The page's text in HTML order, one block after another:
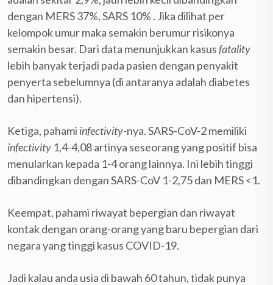
dengan MERS 37%, SARS 10% . Jika dilihat per
kelompok umur maka semakin berumur risikonya
semakin besar. Dari data menunjukkan kasusfatality
lebih banyak terjadi pada pasien dengan penyakit
penyerta sebelumnya (di antaranya adalah diabetes
dan hipertensi).
Ketiga, pahami infectivity-nya. SARS-CoV-2 memiliki
infectivity 1,4-4,08 artinya seseorang yang positif bisa
menularkan kepada 1-4 orang lainnya. Ini lebih tinggi
dibandingkan dengan SARS-CoV 1-2,75 dan MERS <1.
Keempat, pahami riwayat bepergian dan riwayat
kontak dengan orang-orang yang baru bepergian dari
negara yang tinggi kasus COVID-19.
Jadi kalau anda usia di bawah 60 tahun, tidak punya